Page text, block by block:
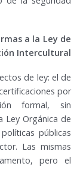
a la Ley de
Intercultural
de ley: el de
por
formal, sin
Ley Orgánica de
públicas
Las mismas
pero el